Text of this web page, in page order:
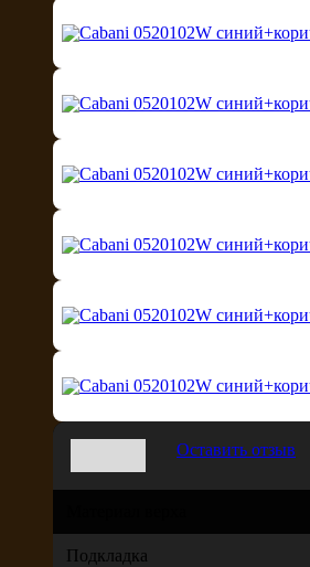
Оставить отзыв
Подкладка